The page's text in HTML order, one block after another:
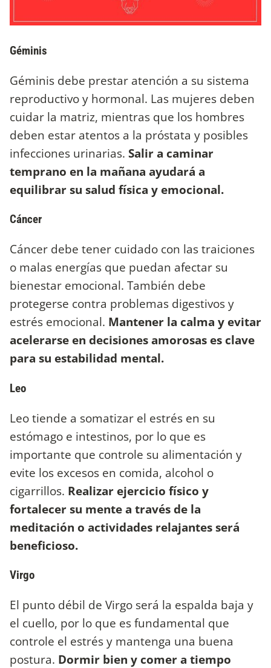
Géminis
Géminis debe prestar atención a su sistema
reproductivo y hormonal. Las mujeres deben
cuidar la matriz, mientras que los hombres
deben estar atentos a la próstata y posibles
infecciones urinarias. Salir a caminar
temprano en la mañana ayudará a
equilibrar su salud física y emocional.
Cáncer
Cáncer debe tener cuidado con las traiciones
o malas energías que puedan afectar su
bienestar emocional. También debe
protegerse contra problemas digestivos y
estrés emocional. Mantener la calma y evitar
acelerarse en decisiones amorosas es clave
para su estabilidad mental.
Leo
Leo tiende a somatizar el estrés en su
estómago e intestinos, por lo que es
importante que controle su alimentación y
evite los excesos en comida, alcohol o
cigarrillos. Realizar ejercicio físico y
fortalecer su mente a través de la
meditación o actividades relajantes será
beneficioso.
Virgo
El punto débil de Virgo será la espalda baja y
el cuello, por lo que es fundamental que
controle el estrés y mantenga una buena
postura. Dormir bien y comer a tiempo